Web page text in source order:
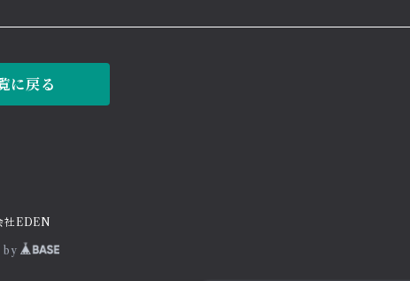
に戻る
社EDEN
by